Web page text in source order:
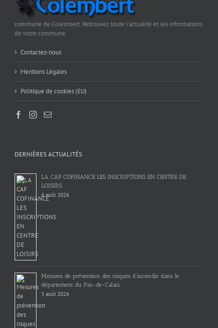
commune de Colembert. Retrouvez toute l'actualité et les informations
de votre commune.
Contactez-nous
Mentions Légales
Politique de cookies (EU)
DERNIÈRES ACTUALITÉS
LA CAF COFINANCE LES INSCRIPTIONS EN CENTRE DE
LOISIRS
6 août 2026
Mesures de prévention des risques d’incendie dans le
département du Pas-de-Calais
5 août 2026